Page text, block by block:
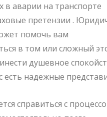
в аварии на транспорте
претензии .
помочь вам
в том или сложный
душевное
есть надежные
справиться с